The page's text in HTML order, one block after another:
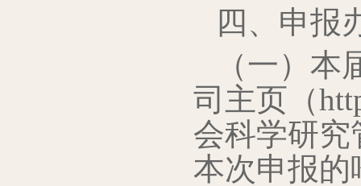
四、申报
（一）
司主页（
会科学研究
本次申报的